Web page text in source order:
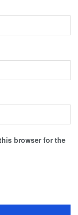
browser for the